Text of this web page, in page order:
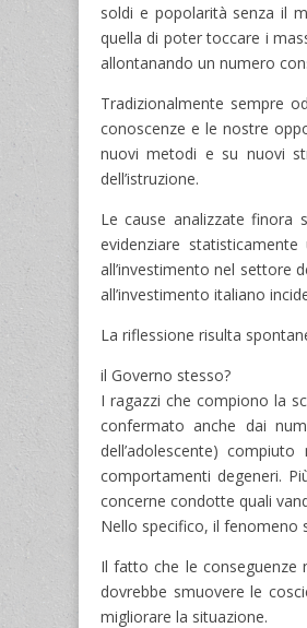
soldi e popolarità senza il
quella di poter toccare i
allontanando un numero
Tradizionalmente sempre
conoscenze e le nostre
nuovi metodi e su nuovi
dell’istruzione.
Le cause analizzate finora
evidenziare
all’investimento nel settore
all’investimento italiano
La riflessione risulta
il Governo stesso?
I ragazzi che compiono la
confermato anche dai
dell’adolescente)
comportamenti degeneri.
concerne condotte quali
Nello specifico, il fenomeno
Il fatto che le conseguenze
dovrebbe smuovere le
migliorare la situazione.